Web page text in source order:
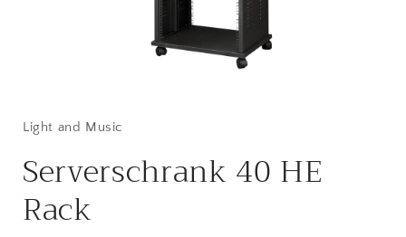
Modal
öffnen
Light and Music
Serverschrank 40 HE
Rack